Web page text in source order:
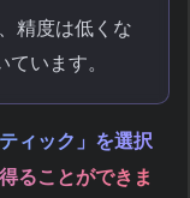
精度は低くな
います。
ィック」を選択
ることができま